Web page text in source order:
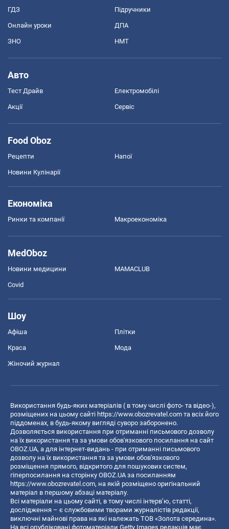
ГДЗ Підручники
Онлайн уроки ДПА
ЗНО НМТ
Авто
Тест Драйв Електромобілі
Акції Сервіс
Food Oboz
Рецепти Напої
Новини Кулінарії
Економіка
Ринки та компанії Макроекономіка
MedOboz
Новини медицини MAMACLUB
Covid
Шоу
Афіша Плітки
Краса Мода
Жіночий журнал
Використання будь-яких матеріалів ( в тому числі фото- та відео-),
розміщених на цьому сайті https://www.obozrevatel.com та всіх його
піддоменах, в будь-якому вигляді суворо заборонено.
Дозволяється використання при отриманні письмового дозволу
на їх використання та за умови обов'язкового посилання на сайт
OBOZ.UA, а для інтернет-видань - при отриманні письмового
дозволу на їх використання та за умови обов'язкового
розміщення прямого, відкритого для пошукових систем,
гіперпосилання на сторінку OBOZ.UA за посиланням
https://www.obozrevatel.com, на якій розміщено оригінальний
матеріал в першому абзаці матеріалу.
Всі матеріали на цьому сайті, в тому числі інтерв’ю, статті,
дослідження – є службовими творами журналістів редакції,
виключні майнові права на які належать ТОВ «Золота середина».
На всі опубліковані фотоматеріали Getty Images редакція має